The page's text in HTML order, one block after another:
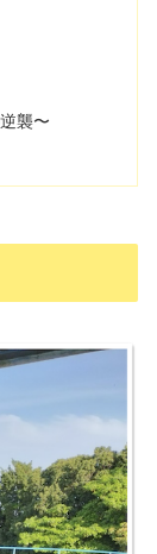
襲〜